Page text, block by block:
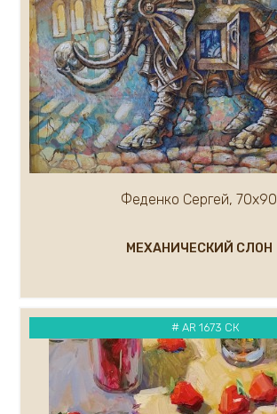
Кравцов Дмитрий
Кремер Марк
Кремер Александр
Крылов Александр
Кузнецов Андрей
Кукуева Светлана
Куликов Олег
Кулуев Дмитрий
Ледяев Сергей
Литвишков Алексей
Кукса Василий
Липак Владимир
Липатова Алла
Макаров Сергей
Мальков Кирилл
Феденко Сергей, 70х90
МЕХАНИЧЕСКИЙ СЛОН
# AR 1673 СК